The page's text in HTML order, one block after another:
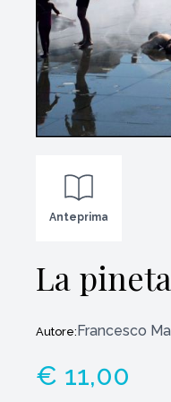
Anteprima
La
Autore:Francesco
€ 11,00